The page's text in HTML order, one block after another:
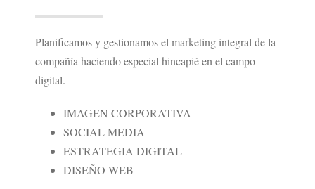
Planificamos y gestionamos el marketing integral de la
compañía haciendo especial hincapié en el campo
digital.
IMAGEN CORPORATIVA
SOCIAL MEDIA
ESTRATEGIA DIGITAL
DISEÑO WEB